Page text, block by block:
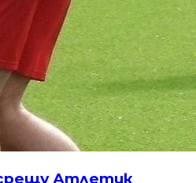
Атлетик